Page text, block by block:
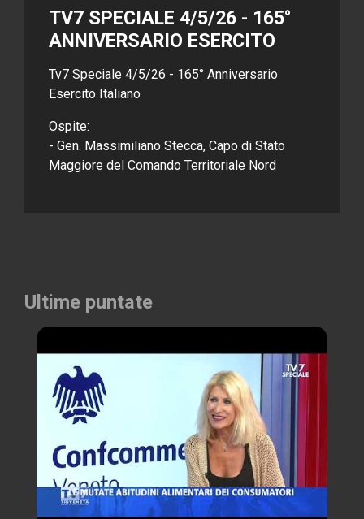
TV7 SPECIALE 4/5/26 - 165°
ANNIVERSARIO ESERCITO
Tv7 Speciale 4/5/26 - 165° Anniversario
Esercito Italiano
Ospite:
- Gen. Massimiliano Stecca, Capo di Stato
Maggiore del Comando Territoriale Nord
Ultime puntate